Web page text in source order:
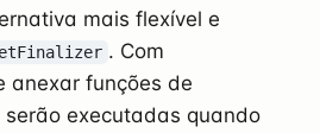
mais flexível e
. Com
anexar funções de
executadas quando